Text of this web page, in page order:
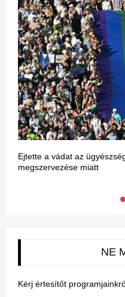
Ejtette a vádat az
megszervezése miatt
NE
Kérj értesítőt